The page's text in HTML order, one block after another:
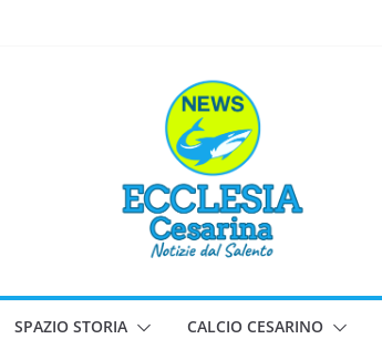
SPAZIO STORIA CALCIO CESARINO